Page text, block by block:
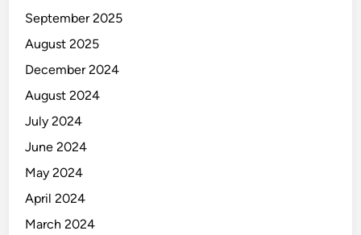
September 2025
August 2025
December 2024
August 2024
July 2024
June 2024
May 2024
April 2024
March 2024